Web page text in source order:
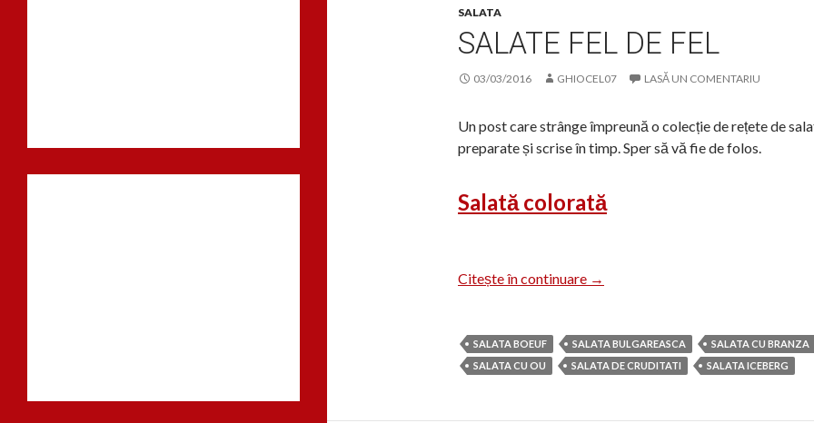
SALATA
SALATE FEL DE FEL
03/03/2016 GHIOCEL07 LASĂ UN COMENTARIU
Un post care strânge împreună o colecție de rețete de
preparate și scrise în timp. Sper să vă fie de folos.
Salată colorată
Citește în continuare Salate fel de fel
→
SALATA BOEUF SALATA BULGAREASCA
SALATA CU BRANZA
SALATA CU OU
SALATA DE CRUDITATI SALATA ICEBERG